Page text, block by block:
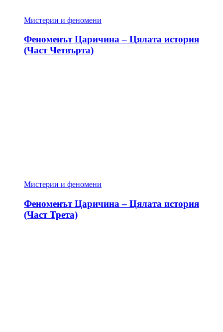
Мистерии и феномени
Феноменът Царичина – Цялата история
(Част Четвърта)
Мистерии и феномени
Феноменът Царичина – Цялата история
(Част Трета)